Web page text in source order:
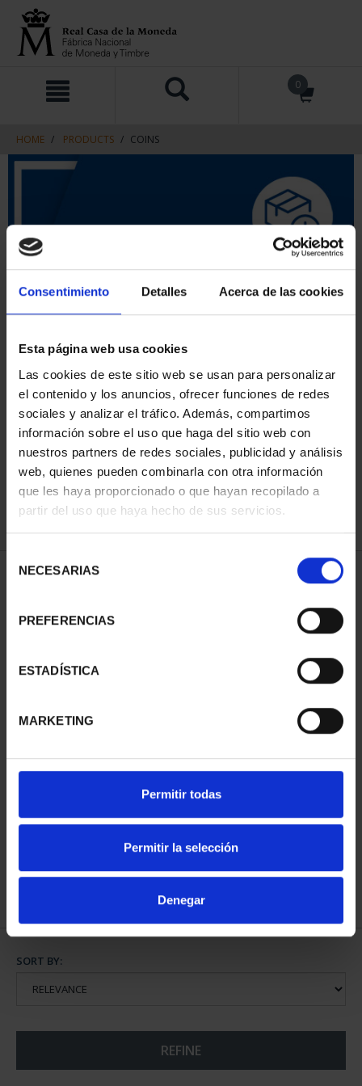
Consentimiento Detalles Acerca de las cookies
Esta página web usa cookies
Las cookies de este sitio web se usan para personalizar
el contenido y los anuncios, ofrecer funciones de redes
sociales y analizar el tráfico. Además, compartimos
información sobre el uso que haga del sitio web con
nuestros partners de redes sociales, publicidad y análisis
web, quienes pueden combinarla con otra información
que les haya proporcionado o que hayan recopilado a
partir del uso que haya hecho de sus servicios.
NECESARIAS
PREFERENCIAS
ESTADÍSTICA
MARKETING
Permitir todas
Permitir la selección
Denegar
navigation
0
HOME PRODUCTS COINS
SORT BY:
REFINE
1 Products found
WORLD HERITAGE
€73.00
SORT BY:
REFINE